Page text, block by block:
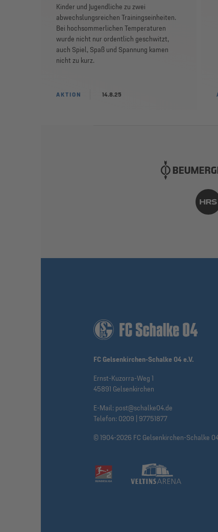
Kinder und Jugendliche zu zwei
abwechslungsreichen Trainingseinheiten.
Bei hochsommerlichen Temperaturen
wurde nicht nur ordentlich geschwitzt,
auch Spiel, Spaß und Spannung kamen
nicht zu kurz.
AKTION 14.8.25
FC Gelsenkirchen-Schalke 04 e.V.
Ernst-Kuzorra-Weg 1
45891 Gelsenkirchen
E-Mail: post@schalke04.de
Telefon: 0209 | 97751877
© 1904-2026 FC Gelsenkirchen-Schalke